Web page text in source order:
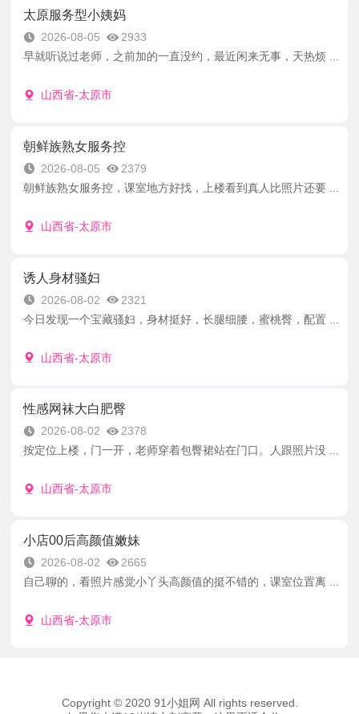
太原服务型小姨妈
2026-08-05
2933
早就听说过老师，之前加的一直没约，最近闲来无事，天热烦 ...
山西省-太原市
朝鲜族熟女服务控
2026-08-05
2379
朝鲜族熟女服务控，课室地方好找，上楼看到真人比照片还要 ...
山西省-太原市
诱人身材骚妇
2026-08-02
2321
今日发现一个宝藏骚妇，身材挺好，长腿细腰，蜜桃臀，配置 ...
山西省-太原市
性感网袜大白肥臀
2026-08-02
2378
按定位上楼，门一开，老师穿着包臀裙站在门口。人跟照片没 ...
山西省-太原市
小店00后高颜值嫩妹
2026-08-02
2665
自己聊的，看照片感觉小丫头高颜值的挺不错的，课室位置离 ...
山西省-太原市
Copyright © 2020 91小姐网 All rights reserved.